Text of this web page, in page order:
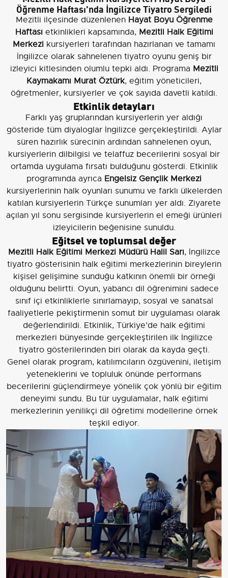
Öğrenme Haftası'nda İngilizce Tiyatro Sergiledi
Mezitli ilçesinde düzenlenen Hayat Boyu Öğrenme
Haftası etkinlikleri kapsamında, Mezitli Halk Eğitimi
Merkezi kursiyerleri tarafından hazırlanan ve tamamı
İngilizce olarak sahnelenen tiyatro oyunu geniş bir
izleyici kitlesinden olumlu tepki aldı. Programa Mezitli
Kaymakamı Murat Öztürk, eğitim yöneticileri,
öğretmenler, kursiyerler ve çok sayıda davetli katıldı.
Etkinlik detayları
Farklı yaş gruplarından kursiyerlerin yer aldığı
gösteride tüm diyaloglar İngilizce gerçekleştirildi. Aylar
süren hazırlık sürecinin ardından sahnelenen oyun,
kursiyerlerin dilbilgisi ve telaffuz becerilerini sosyal bir
ortamda uygulama fırsatı bulduğunu gösterdi. Etkinlik
programında ayrıca Engelsiz Gençlik Merkezi
kursiyerlerinin halk oyunları sunumu ve farklı ülkelerden
katılan kursiyerlerin Türkçe sunumları yer aldı. Ziyarete
açılan yıl sonu sergisinde kursiyerlerin el emeği ürünleri
izleyicilerin beğenisine sunuldu.
Eğitsel ve toplumsal değer
Mezitli Halk Eğitimi Merkezi Müdürü Halil Sarı, İngilizce
tiyatro gösterisinin halk eğitimi merkezlerinin bireylerin
kişisel gelişimine sunduğu katkının önemli bir örneği
olduğunu belirtti. Oyun, yabancı dil öğrenimini sadece
sınıf içi etkinliklerle sınırlamayıp, sosyal ve sanatsal
faaliyetlerle pekiştirmenin somut bir uygulaması olarak
değerlendirildi. Etkinlik, Türkiye’de halk eğitimi
merkezleri bünyesinde gerçekleştirilen ilk İngilizce
tiyatro gösterilerinden biri olarak da kayda geçti.
Genel olarak program, katılımcıların özgüvenini, iletişim
yeteneklerini ve topluluk önünde performans
becerilerini güçlendirmeye yönelik çok yönlü bir eğitim
deneyimi sundu. Bu tür uygulamalar, halk eğitimi
merkezlerinin yenilikçi dil öğretimi modellerine örnek
teşkil ediyor.